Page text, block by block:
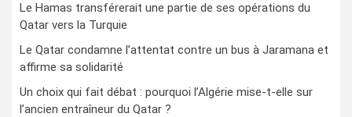
Le Hamas transférerait une partie de ses opérations du
Qatar vers la Turquie
Le Qatar condamne l’attentat contre un bus à Jaramana et
affirme sa solidarité
Un choix qui fait débat : pourquoi l’Algérie mise-t-elle sur
l’ancien entraîneur du Qatar ?